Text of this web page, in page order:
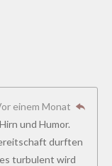
einem Monat
und Humor.
durften
turbulent wird